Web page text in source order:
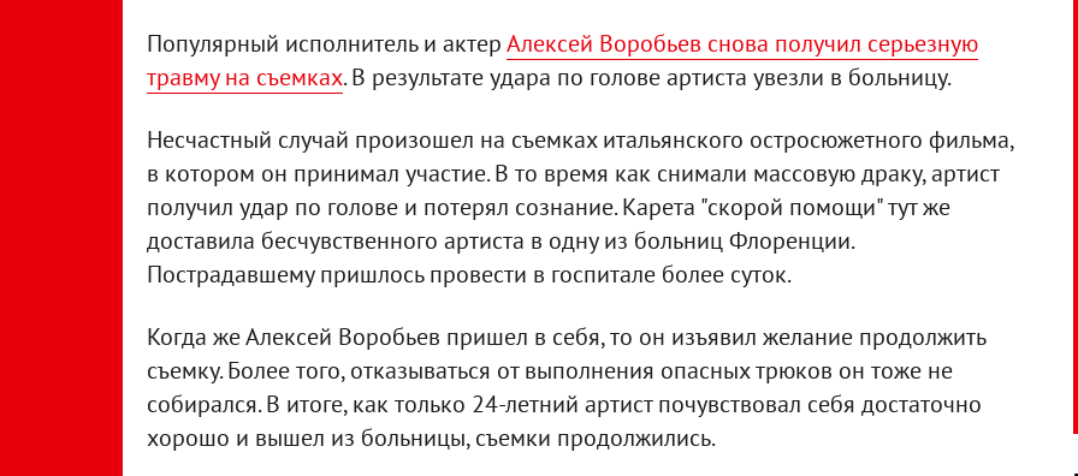
Популярный исполнитель и актерАлексей Воробьев снова получил серьезную
травму на съемках. В результате удара по голове артиста увезли в больницу.
Несчастный случай произошел на съемках итальянского остросюжетного фильма,
в котором он принимал участие. В то время как снимали массовую драку, артист
получил удар по голове и потерял сознание. Карета "скорой помощи" тут же
доставила бесчувственного артиста в одну из больниц Флоренции.
Пострадавшему пришлось провести в госпитале более суток.
Когда же Алексей Воробьев пришел в себя, то он изъявил желание продолжить
съемку. Более того, отказываться от выполнения опасных трюков он тоже не
собирался. В итоге, как только 24-летний артист почувствовал себя достаточно
хорошо и вышел из больницы, съемки продолжились.